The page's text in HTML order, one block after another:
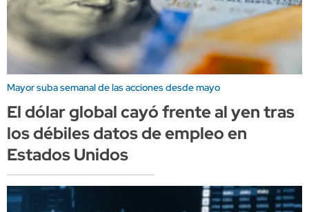
Mayor suba semanal de las acciones desde mayo
El dólar global cayó frente al yen tras
los débiles datos de empleo en
Estados Unidos